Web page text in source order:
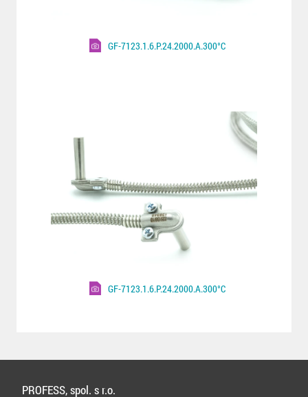
GF-7123.1.6.P.24.2000.A.300°C
GF-7123.1.6.P.24.2000.A.300°C
PROFESS, spol. s r.o.